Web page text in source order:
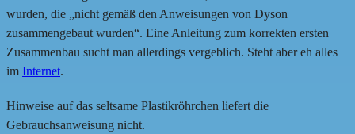
wurden, die „nicht gemäß den Anweisungen von Dyson
zusammengebaut wurden“. Eine Anleitung zum korrekten ersten
Zusammenbau sucht man allerdings vergeblich. Steht aber eh alles
im Internet.
Hinweise auf das seltsame Plastikröhrchen liefert die
Gebrauchsanweisung nicht.